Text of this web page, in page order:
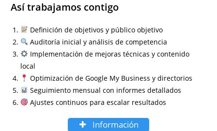
Así trabajamos contigo
Definición de objetivos y público objetivo
Auditoría inicial y análisis de competencia
Implementación de mejoras técnicas y contenido
local
Optimización de Google My Business y directorios
Seguimiento mensual con informes detallados
Ajustes continuos para escalar resultados
Información